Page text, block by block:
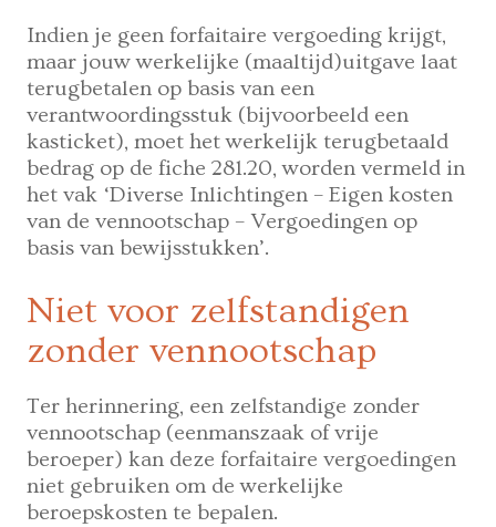
Indien je geen forfaitaire vergoeding krijgt,
maar jouw werkelijke (maaltijd)uitgave laat
terugbetalen op basis van een
verantwoordingsstuk (bijvoorbeeld een
kasticket), moet het werkelijk terugbetaald
bedrag op de fiche 281.20, worden vermeld in
het vak ‘Diverse Inlichtingen – Eigen kosten
van de vennootschap – Vergoedingen op
basis van bewijsstukken’.
Niet voor zelfstandigen
zonder vennootschap
Ter herinnering, een zelfstandige zonder
vennootschap (eenmanszaak of vrije
beroeper) kan deze forfaitaire vergoedingen
niet gebruiken om de werkelijke
beroepskosten te bepalen.